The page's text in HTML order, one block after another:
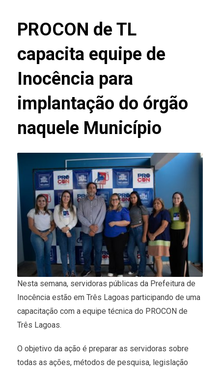
PROCON de TL
capacita equipe de
Inocência para
implantação do órgão
naquele Município
Nesta semana, servidoras públicas da Prefeitura de
Inocência estão em Três Lagoas participando de uma
capacitação com a equipe técnica do PROCON de
Três Lagoas.
O objetivo da ação é preparar as servidoras sobre
todas as ações, métodos de pesquisa, legislação